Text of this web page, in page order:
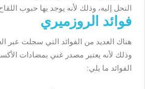
النحل إليه، وذلك لأنه يوجد بها حبوب
فوائد الروزميري
هناك العديد من الفوائد التي سجلت عبر
وذلك لأنه يعتبر مصدر غني بمضادات
الفوائد ما يلي: